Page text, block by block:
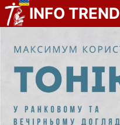
Перейти
до
INFO TREND